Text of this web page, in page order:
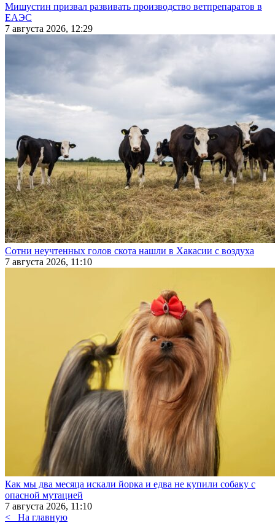
Мишустин призвал развивать производство ветпрепаратов в
ЕАЭС
7 августа 2026, 12:29
Сотни неучтенных голов скота нашли в Хакасии с воздуха
7 августа 2026, 11:10
Как мы два месяца искали йорка и едва не купили собаку с
опасной мутацией
7 августа 2026, 11:10
<
На главную